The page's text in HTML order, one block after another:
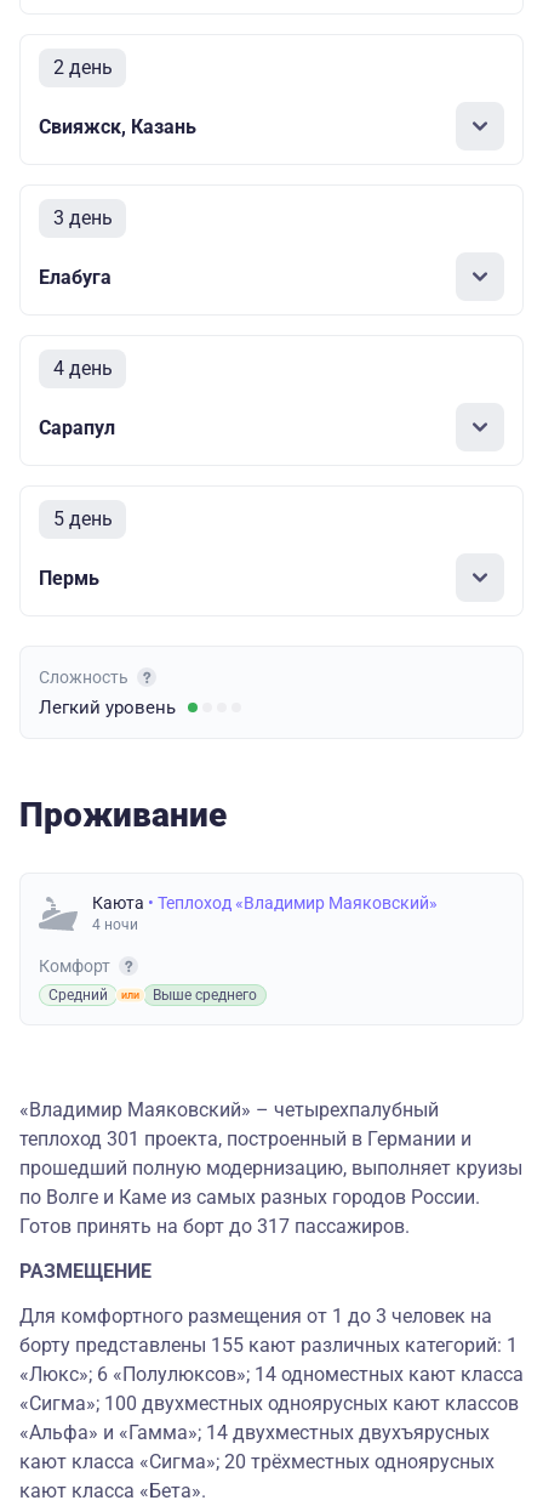
2 день
Свияжск, Казань
3 день
Елабуга
4 день
Сарапул
5 день
Пермь
Сложность
Легкий уровень
Проживание
Каюта • Теплоход «Владимир Маяковский»
4 ночи
Комфорт
Средний Выше среднего
«Владимир Маяковский» – четырехпалубный
теплоход 301 проекта, построенный в Германии и
прошедший полную модернизацию, выполняет круизы
по Волге и Каме из самых разных городов России.
Готов принять на борт до 317 пассажиров.
РАЗМЕЩЕНИЕ
Для комфортного размещения от 1 до 3 человек на
борту представлены 155 кают различных категорий: 1
«Люкс»; 6 «Полулюксов»; 14 одноместных кают класса
«Сигма»; 100 двухместных одноярусных кают классов
«Альфа» и «Гамма»; 14 двухместных двухъярусных
кают класса «Сигма»; 20 трёхместных одноярусных
кают класса «Бета».